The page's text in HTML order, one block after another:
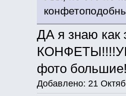
ДА я знаю как
фото
Добавлено: 21